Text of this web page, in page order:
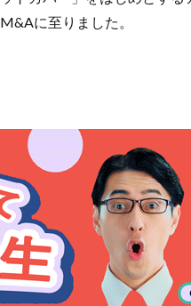
に至りました。